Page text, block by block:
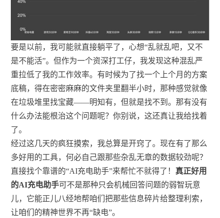
要是以前，我可能就直接躺平了，心想“乱就乱吧，又不
是不能活”。但作为一个资深打工仔，我发现这种混乱严
重拉低了我的工作效率。有时候为了找一个上个月的方案
底稿，得在密密麻麻的文件夹里翻半小时，那种感觉就像
在垃圾堆里找宝藏——明知有，但就是找不到。那有没有
什么办法能根治这个问题呢？你别说，这还真让我给找着
了。
经过这几天的疯狂摸索，我总算是开窍了。现在有了那么
多好用的工具，何必自己跟那些杂乱无章的数据较劲呢？
直接找个靠谱的“AI充电助手”来帮忙不就得了！ 真正好用
的AI充电助手可不是那种只会机械回答问题的弱智玩意
儿，它能正儿八经地帮咱们把那些信息碎片给整理利索，
让咱们的精神世界不再“缺电”。